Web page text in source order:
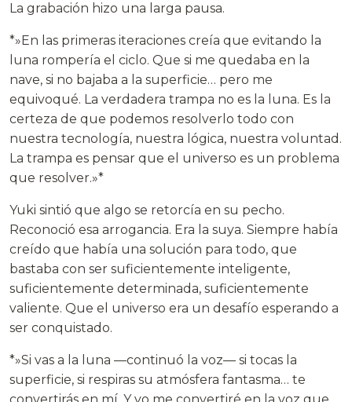
La grabación hizo una larga pausa.
*»En las primeras iteraciones creía que evitando la
luna rompería el ciclo. Que si me quedaba en la
nave, si no bajaba a la superficie… pero me
equivoqué. La verdadera trampa no es la luna. Es la
certeza de que podemos resolverlo todo con
nuestra tecnología, nuestra lógica, nuestra voluntad.
La trampa es pensar que el universo es un problema
que resolver.»*
Yuki sintió que algo se retorcía en su pecho.
Reconoció esa arrogancia. Era la suya. Siempre había
creído que había una solución para todo, que
bastaba con ser suficientemente inteligente,
suficientemente determinada, suficientemente
valiente. Que el universo era un desafío esperando a
ser conquistado.
*»Si vas a la luna —continuó la voz— si tocas la
superficie, si respiras su atmósfera fantasma… te